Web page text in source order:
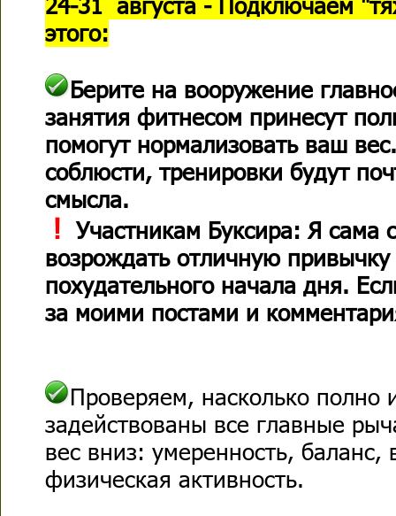
этого:
Берите на вооружение
занятия фитнесом принесут
помогут нормализовать ваш
соблюсти, тренировки будут
смысла.
! Участникам Буксира: Я сама
возрождать отличную привычку
похудательного начала дня.
за моими постами и
Проверяем, насколько полно
задействованы все главные
вес вниз: умеренность,
физическая активность.